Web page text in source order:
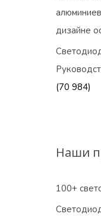
дизайне
(70 984)
Наши
100+